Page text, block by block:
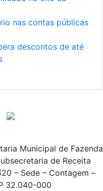
nas contas públicas
descontos de até
Municipal de Fazenda
de Receita
– Sede – Contagem –
32.040-000